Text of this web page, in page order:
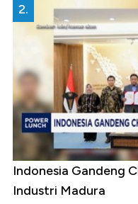
2.
Indonesia Gandeng
Industri Madura